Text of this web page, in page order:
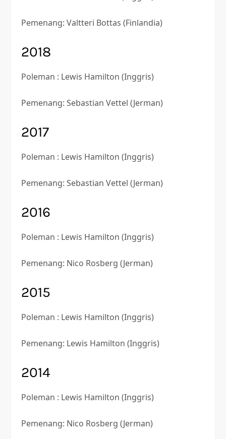
Pemenang: Valtteri Bottas (Finlandia)
2018
Poleman : Lewis Hamilton (Inggris)
Pemenang: Sebastian Vettel (Jerman)
2017
Poleman : Lewis Hamilton (Inggris)
Pemenang: Sebastian Vettel (Jerman)
2016
Poleman : Lewis Hamilton (Inggris)
Pemenang: Nico Rosberg (Jerman)
2015
Poleman : Lewis Hamilton (Inggris)
Pemenang: Lewis Hamilton (Inggris)
2014
Poleman : Lewis Hamilton (Inggris)
Pemenang: Nico Rosberg (Jerman)